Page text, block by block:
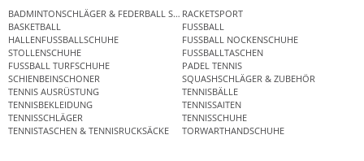
BADMINTONSCHLÄGER & FEDERBALL SETSRACKETSPORT
BASKETBALL
FUSSBALL
HALLENFUSSBALLSCHUHE
FUSSBALL NOCKENSCHUHE
STOLLENSCHUHE
FUSSBALLTASCHEN
FUSSBALL TURFSCHUHE
PADEL TENNIS
SCHIENBEINSCHONER
SQUASHSCHLÄGER & ZUBEHÖR
TENNIS AUSRÜSTUNG
TENNISBÄLLE
TENNISBEKLEIDUNG
TENNISSAITEN
TENNISSCHLÄGER
TENNISSCHUHE
TENNISTASCHEN & TENNISRUCKSÄCKE
TORWARTHANDSCHUHE